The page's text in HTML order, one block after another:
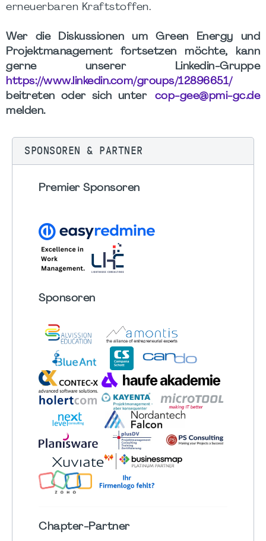
erneuerbaren Kraftstoffen.
Wer die Diskussionen um Green Energy und
Projektmanagement fortsetzen möchte, kann
gerne unserer Linkedin-Gruppe
https://www.linkedin.com/groups/12896651/
beitreten oder sich unter cop-gee@pmi-gc.de
melden.
SPONSOREN & PARTNER
Premier Sponsoren
Sponsoren
Chapter-Partner